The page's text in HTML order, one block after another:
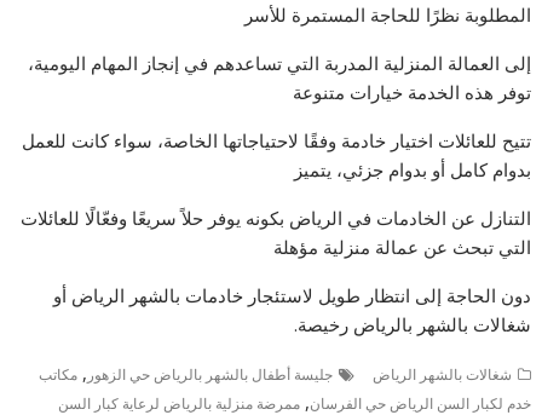
المطلوبة نظرًا للحاجة المستمرة للأسر
إلى العمالة المنزلية المدربة التي تساعدهم في إنجاز المهام اليومية،
توفر هذه الخدمة خيارات متنوعة
تتيح للعائلات اختيار خادمة وفقًا لاحتياجاتها الخاصة، سواء كانت للعمل
بدوام كامل أو بدوام جزئي، يتميز
التنازل عن الخادمات في الرياض بكونه يوفر حلاً سريعًا وفعّالًا للعائلات
التي تبحث عن عمالة منزلية مؤهلة
دون الحاجة إلى انتظار طويل لاستئجار خادمات بالشهر الرياض أو
شغالات بالشهر بالرياض رخيصة.
شغالات بالشهر الرياض جليسة أطفال بالشهر بالرياض حي الزهور ,مكاتب
خدم لكبار السن الرياض حي الفرسان,ممرضة منزلية بالرياض لرعاية كبار السن